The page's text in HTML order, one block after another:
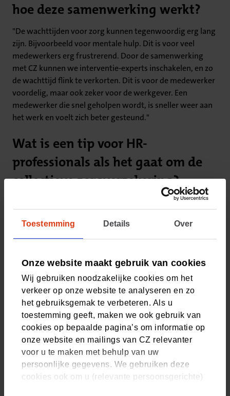
Toestemming Details Over
Onze website maakt gebruik van cookies
Wij gebruiken noodzakelijke cookies om het
verkeer op onze website te analyseren en zo
het gebruiksgemak te verbeteren. Als u
toestemming geeft, maken we ook gebruik van
cookies op bepaalde pagina’s om informatie op
onze website en mailings van CZ relevanter
voor u te maken met behulp van uw
persoonlijke gegevens. We gebruiken deze
cookies ook om u (relevante persoonsgerichte)
hoe deze samenwerking werkt?
"De wachttijden voor zorg kunnen tegenwoordig erg lang
zijn. Bijvoorbeeld voor mentale hulp. Dit is voor veel
medewerkers erg frustrerend. Door de samenwerking
met CZ kunnen we interventie-experts inschakelen, en zo
de wachttijd flink te verkorten. Dit is voor de medewerker
voordelig, maar ook zeker voor de werkgever. Een
medewerker die snel geholpen wordt, is sneller weer aan
het werk en voelt zich beter gesteund."
Wat is een tip voor HR-
professionals als het gaat om de
collectieve zorgverzekering?
"Zoals ik eerder ook al zei: de interventie-experts. Ik raad
Het werkt heel eenvoudig. Vul online een
aanvraagformulier in, waarna er binnen een dag contact
vervolgens als werkgever een snelle terugkoppeling van
de status. En hopelijk uiteindelijk een kortere wachttijd
voor de medewerker."
Benieuwd naar uw opties?
Onze adviseurs vertellen u graag alles over de
mogelijkheden van een collectieve zorgverzekering. Plan
uw afspraak en krijg binnen 48 uur antwoord op uw
vragen.